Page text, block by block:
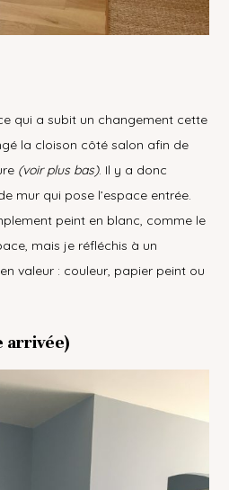
qui a subit un changement cette
la cloison côté salon afin de
(voir plus bas). Il y a donc
mur qui pose l’espace entrée.
peint en blanc, comme le
mais je réfléchis à un
valeur : couleur, papier peint ou
arrivée)